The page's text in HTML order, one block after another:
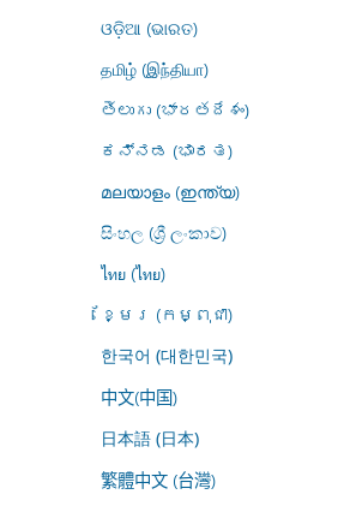
ଓଡ଼ିଆ (ଭାରତ)
தமிழ் (இந்தியா)
తెలుగు (భారతదేశం)
ಕನ್ನಡ (ಭಾರತ)
മലയാളം (ഇന്ത്യ)
සිංහල (ශ්‍රී ලංකාව)
ไทย (ไทย)
ខ្មែរ (កម្ពុជា)
한국어 (대한민국)
中文(中国)
日本語 (日本)
繁體中文 (台灣)